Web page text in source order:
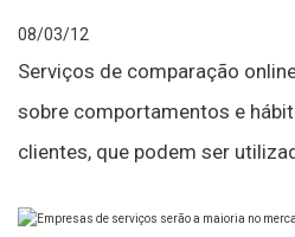
08/03/12
Serviços de comparação
sobre comportamentos e
clientes, que podem ser